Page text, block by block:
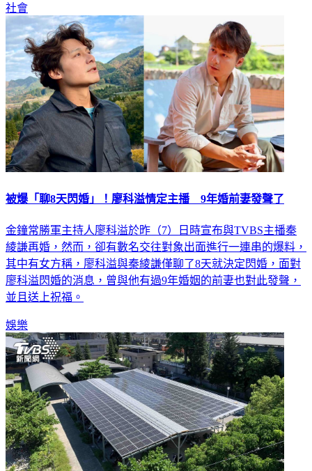
社會
被爆「聊8天閃婚」！廖科溢情定主播 9年婚前妻發聲了
金鐘常勝軍主持人廖科溢於昨（7）日時宣布與TVBS主播秦
綾謙再婚，然而，卻有數名交往對象出面進行一連串的爆料，
其中有女方稱，廖科溢與秦綾謙僅聊了8天就決定閃婚，面對
廖科溢閃婚的消息，曾與他有過9年婚姻的前妻也對此發聲，
並且送上祝福。
娛樂